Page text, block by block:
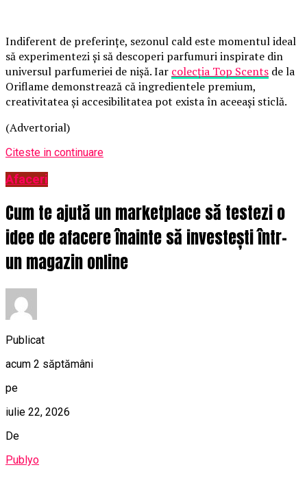
Indiferent de preferințe, sezonul cald este momentul ideal
să experimentezi și să descoperi parfumuri inspirate din
universul parfumeriei de nișă. Iar colecția Top Scents de la
Oriflame demonstrează că ingredientele premium,
creativitatea și accesibilitatea pot exista în aceeași sticlă.
(Advertorial)
Citeste in continuare
Afaceri
Cum te ajută un marketplace să testezi o
idee de afacere înainte să investești într-
un magazin online
Publicat
acum 2 săptămâni
pe
iulie 22, 2026
De
Publyo